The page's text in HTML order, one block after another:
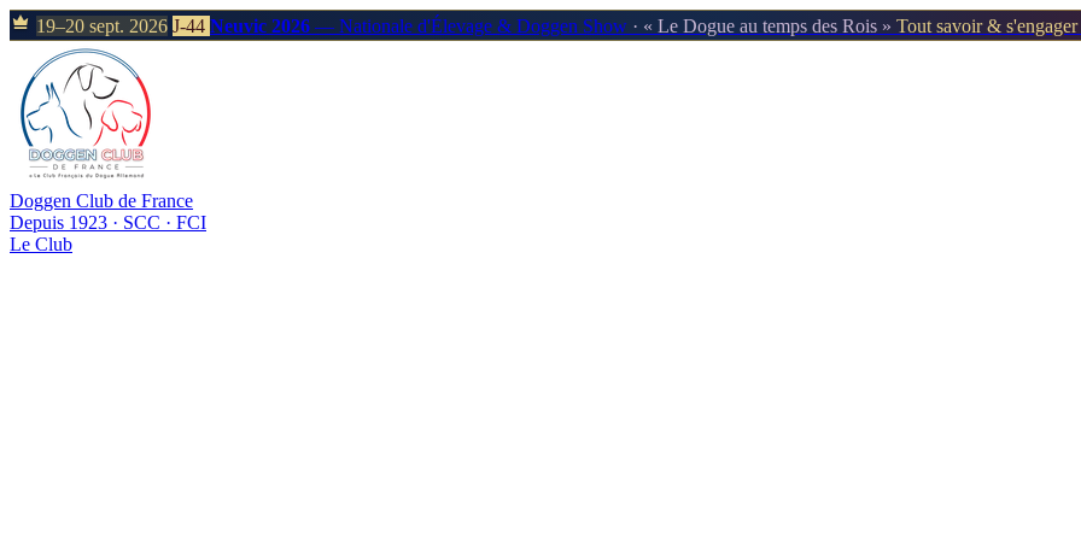
19–20 sept. 2026 J-44 Neuvic 2026 — Nationale d'Élevage & Doggen Show · « Le Dogue au temps des Rois » Tout savoir &
Doggen Club de France
Depuis 1923 · SCC · FCI
Le Club